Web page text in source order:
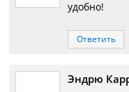
удобно!
Ответить
Эндрю